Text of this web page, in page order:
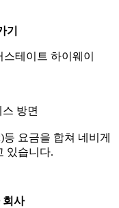
기
테이트 하이웨이
스 방면
요금을 합쳐 네비게
있습니다.
회사